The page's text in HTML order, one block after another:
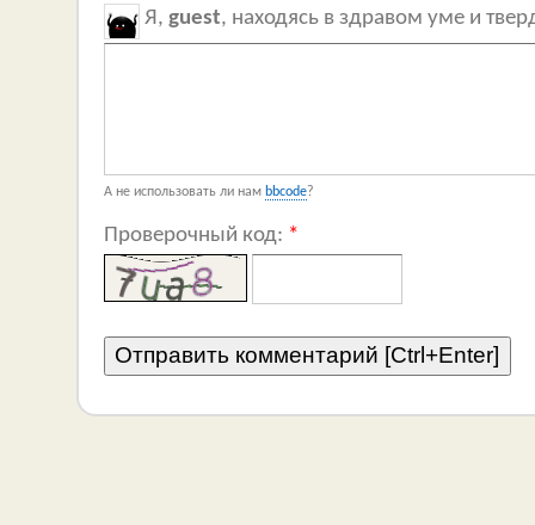
Я, guest, находясь в здравом уме и
А не использовать ли нам bbcode?
Проверочный код: *